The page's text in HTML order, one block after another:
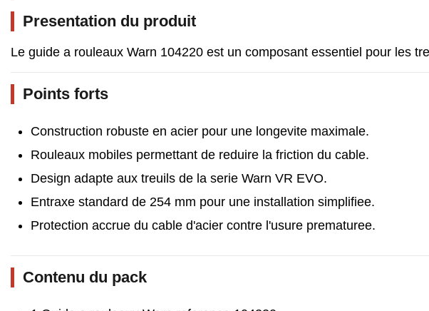
Presentation du produit
Le guide a rouleaux Warn 104220 est un composant essentiel pour les
Points forts
Construction robuste en acier pour une longevite maximale.
Rouleaux mobiles permettant de reduire la friction du cable.
Design adapte aux treuils de la serie Warn VR EVO.
Entraxe standard de 254 mm pour une installation simplifiee.
Protection accrue du cable d'acier contre l'usure prematuree.
Contenu du pack